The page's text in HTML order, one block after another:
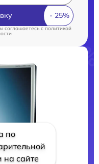
соглашаетесь cполитикой
по
на сайте